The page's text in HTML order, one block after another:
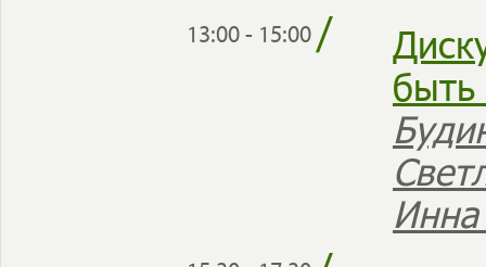
13:00 - 15:00/
быть